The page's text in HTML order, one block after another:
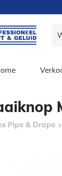
Pipe & Drape